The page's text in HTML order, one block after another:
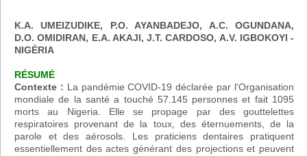
K.A. UMEIZUDIKE, P.O. AYANBADEJO, A.C. OGUNDANA,
D.O. OMIDIRAN, E.A. AKAJI, J.T. CARDOSO, A.V. IGBOKOYI -
NIGÉRIA
RÉSUMÉ
Contexte : La pandémie COVID-19 déclarée par l'Organisation
mondiale de la santé a touché 57.145 personnes et fait 1095
morts au Nigeria. Elle se propage par des gouttelettes
respiratoires provenant de la toux, des éternuements, de la
parole et des aérosols. Les praticiens dentaires pratiquent
essentiellement des actes générant des projections et peuvent